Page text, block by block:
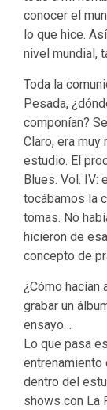
conocer el
lo que hice.
nivel mundial,
Toda la
Pesada,
componían?
Claro, era
estudio. El
Blues. Vol. IV:
tocábamos la
tomas. No
hicieron de
concepto de
¿Cómo hacían
grabar un
ensayo…
Lo que pasa
entrenamiento
dentro del
shows con La